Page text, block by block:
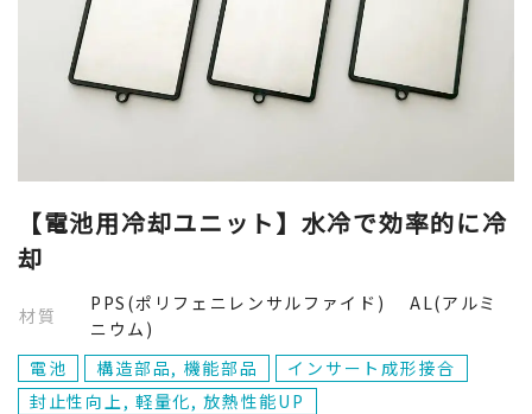
【電池用冷却ユニット】水冷で効率的に冷
却
材質
PPS(ポリフェニレンサルファイド) AL(アルミ
ニウム)
電池
構造部品, 機能部品
インサート成形接合
封止性向上, 軽量化, 放熱性能UP